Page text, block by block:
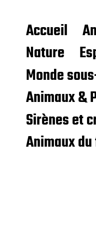
Accueil
Nature
Monde
Animaux &
Sirènes et
Animaux